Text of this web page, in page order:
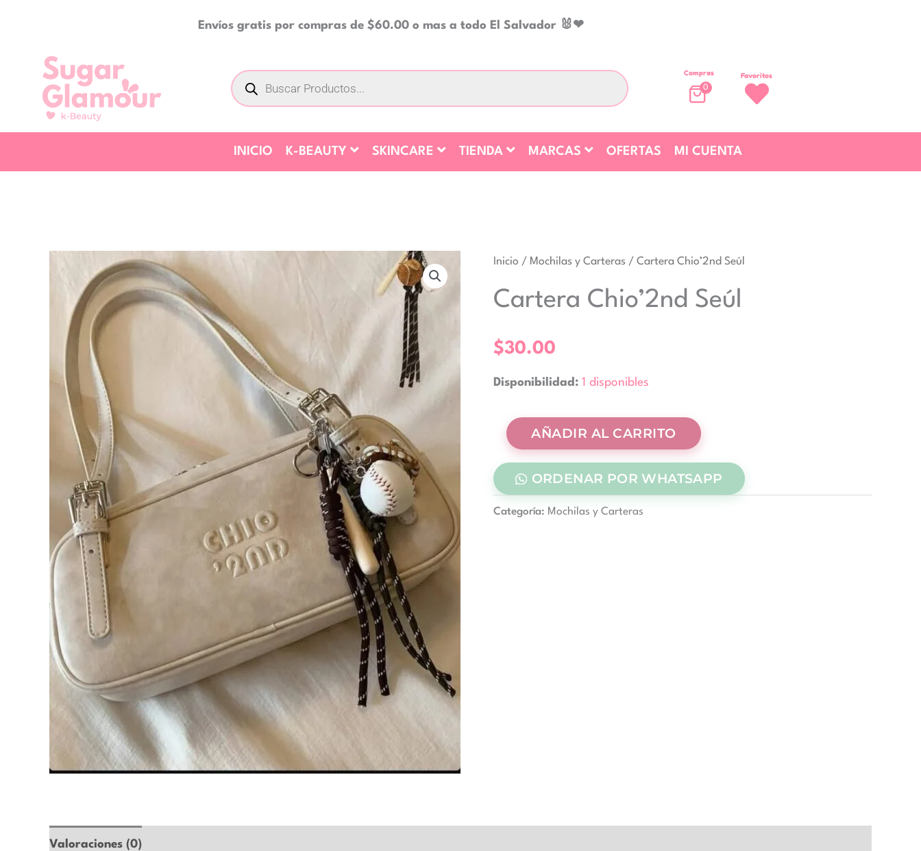
contenido
Envíos gratis por compras de $60.00 o mas a todo El Salvador 🐰❤
Búsqueda
de
productos
Compras
0
Favoritos
INICIO K-BEAUTY SKINCARE TIENDA MARCAS OFERTAS MI CUENTA
Inicio / Mochilas y Carteras / Cartera Chio’2nd Seúl
Cartera Chio’2nd Seúl
$30.00
Disponibilidad: 1 disponibles
Cartera
Chio'2nd
Seúl
AÑADIR AL CARRITO
ORDENAR POR WHATSAPP
Categoría: Mochilas y Carteras
Valoraciones (0)